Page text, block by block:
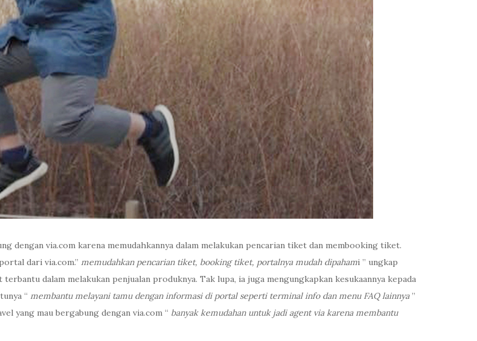
dengan via.com karena memudahkannya dalam melakukan pencarian tiket dan membooking tiket.
dari via.com.” memudahkan pencarian tiket, booking tiket, portalnya mudah dipahami ” ungkap
dalam melakukan penjualan produknya. Tak lupa, ia juga mengungkapkan kesukaannya kepada
“ membantu melayani tamu dengan informasi di portal seperti terminal info dan menu FAQ lainnya”
yang mau bergabung dengan via.com “ banyak kemudahan untuk jadi agent via karena membantu